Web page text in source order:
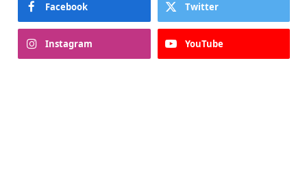
Facebook Twitter
Instagram YouTube